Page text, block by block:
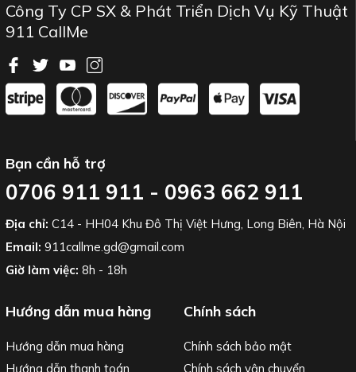
Công Ty CP SX & Phát Triển Dịch Vụ Kỹ Thuật
911 CallMe
Bạn cần hỗ trợ
0706 911 911 - 0963 662 911
Địa chỉ: C14 - HH04 Khu Đô Thị Việt Hưng, Long Biên, Hà Nội
Email: 911callme.gd@gmail.com
Giờ làm việc: 8h - 18h
Hướng dẫn mua hàng
Hướng dẫn mua hàng
Hướng dẫn thanh toán
Chính sách
Chính sách bảo mật
Chính sách vận chuyển